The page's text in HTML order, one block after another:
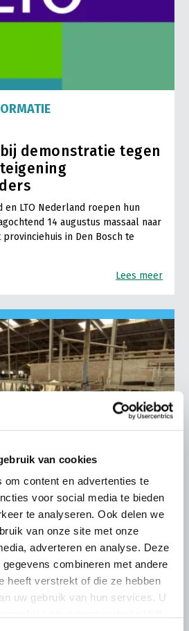
van cookies
om content en advertenties te
voor social media te bieden
te analyseren. Ook delen we
van onze site met onze
adverteren en analyse. Deze
combineren met andere
heeft verstrekt of die ze hebben
uw gebruik van hun services. U
demonstratie tegen
en LTO Nederland roepen hun
14 augustus massaal naar
in Den Bosch te
Lees meer
(JA21)
in